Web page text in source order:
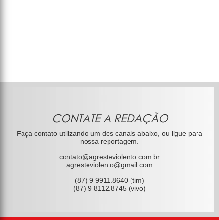
CONTATE A REDAÇÃO
Faça contato utilizando um dos canais abaixo, ou ligue para
nossa reportagem.
contato@agresteviolento.com.br
agresteviolento@gmail.com
(87) 9 9911.8640 (tim)
(87) 9 8112.8745 (vivo)